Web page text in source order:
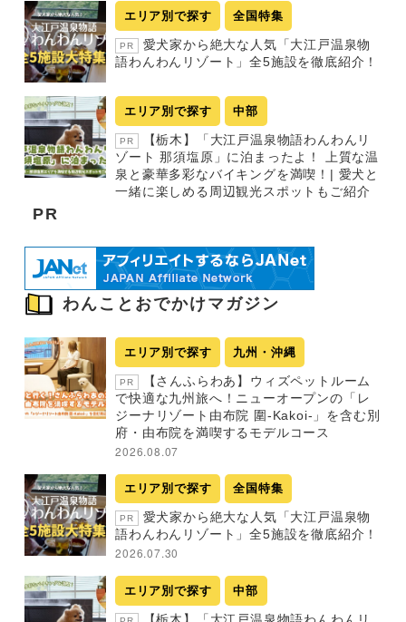
エリア別で探す 全国特集
PR
愛犬家から絶大な人気「大江戸温泉物
語わんわんリゾート」全5施設を徹底紹介！
エリア別で探す 中部
PR
【栃木】「大江戸温泉物語わんわんリ
ゾート 那須塩原」に泊まったよ！ 上質な温
泉と豪華多彩なバイキングを満喫！| 愛犬と
一緒に楽しめる周辺観光スポットもご紹介
PR
わんことおでかけマガジン
エリア別で探す 九州・沖縄
PR
【さんふらわあ】ウィズペットルーム
で快適な九州旅へ！ニューオープンの「レ
ジーナリゾート由布院 圍-Kakoi-」を含む別
府・由布院を満喫するモデルコース
2026.08.07
エリア別で探す 全国特集
PR
愛犬家から絶大な人気「大江戸温泉物
語わんわんリゾート」全5施設を徹底紹介！
2026.07.30
エリア別で探す 中部
【栃木】「大江戸温泉物語わんわんリ